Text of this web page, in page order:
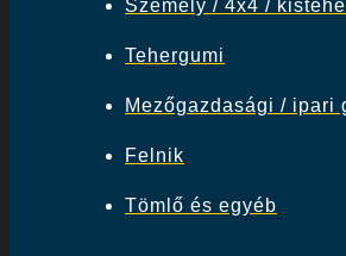
Személy / 4x4 /
Tehergumi
Mezőgazdasági / ipari
Felnik
Tömlő és egyéb